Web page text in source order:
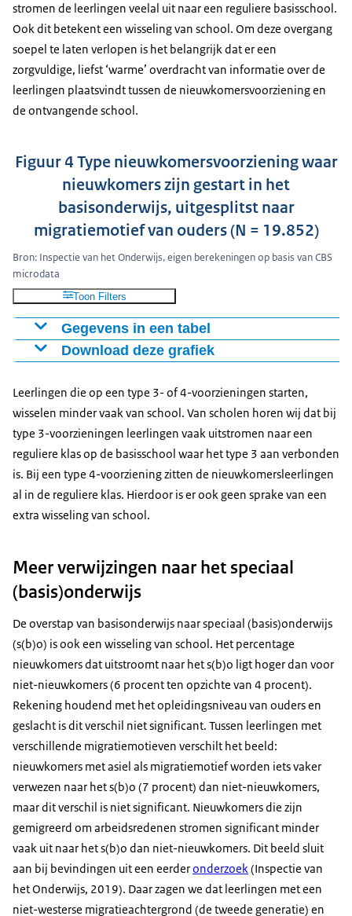
stromen de leerlingen veelal uit naar een reguliere basisschool.
Ook dit betekent een wisseling van school. Om deze overgang
soepel te laten verlopen is het belangrijk dat er een
zorgvuldige, liefst ‘warme’ overdracht van informatie over de
leerlingen plaatsvindt tussen de nieuwkomersvoorziening en
de ontvangende school.
Figuur 4 Type nieuwkomersvoorziening waar
nieuwkomers zijn gestart in het
basisonderwijs, uitgesplitst naar
migratiemotief van ouders (N = 19.852)
Bron: Inspectie van het Onderwijs, eigen berekeningen op basis van CBS
microdata
Toon Filters
Gegevens in een tabel
Type 1Type 2
arbeidsachtergrond 1,25 13,44 85,3
overig en onbekend2,67 10,89 86,44
Download deze grafiek
Download CSV-bestand
Leerlingen die op een type 3- of 4-voorzieningen starten,
wisselen minder vaak van school. Van scholen horen wij dat bij
type 3-voorzieningen leerlingen vaak uitstromen naar een
reguliere klas op de basisschool waar het type 3 aan verbonden
is. Bij een type 4-voorziening zitten de nieuwkomersleerlingen
al in de reguliere klas. Hierdoor is er ook geen sprake van een
extra wisseling van school.
Meer verwijzingen naar het speciaal
(basis)onderwijs
De overstap van basisonderwijs naar speciaal (basis)onderwijs
(s(b)o) is ook een wisseling van school. Het percentage
nieuwkomers dat uitstroomt naar het s(b)o ligt hoger dan voor
niet-nieuwkomers (6 procent ten opzichte van 4 procent).
Rekening houdend met het opleidingsniveau van ouders en
geslacht is dit verschil niet significant. Tussen leerlingen met
verschillende migratiemotieven verschilt het beeld:
nieuwkomers met asiel als migratiemotief worden iets vaker
verwezen naar het s(b)o (7 procent) dan niet-nieuwkomers,
maar dit verschil is niet significant. Nieuwkomers die zijn
gemigreerd om arbeidsredenen stromen significant minder
vaak uit naar het s(b)o dan niet-nieuwkomers. Dit beeld sluit
aan bij bevindingen uit een eerderonderzoek(Inspectie van
het Onderwijs, 2019). Daar zagen we dat leerlingen met een
niet-westerse migratieachtergrond (de tweede generatie) en